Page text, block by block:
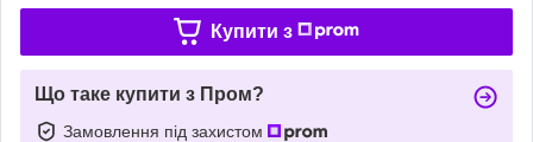
Купити з
Що таке купити з Пром?
Замовлення під захистом